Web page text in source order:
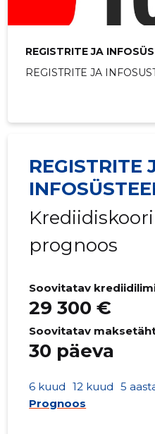
REGISTRITE JA
REGISTRITE JA
REGISTRITE
prognoos
Soovitatav
29 300 €
Soovitatav
30 päeva
6 kuud 12 kuud 5
Prognoos